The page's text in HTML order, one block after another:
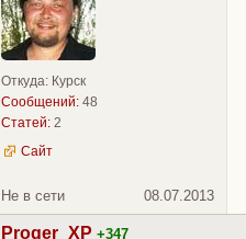
Откуда: Курск
Сообщений: 48
Статей: 2
Сайт
Не в сети 08.07.2013
Proger_XP +347